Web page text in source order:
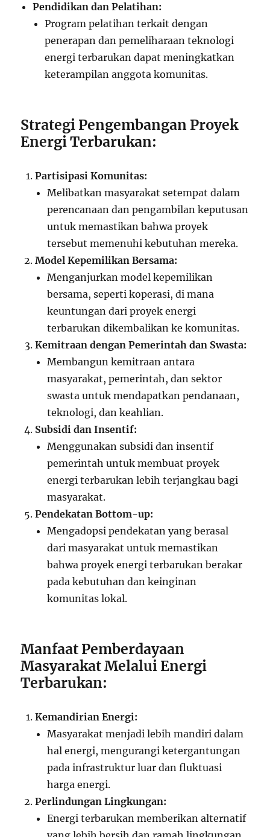
Pendidikan dan Pelatihan:
Program pelatihan terkait dengan
penerapan dan pemeliharaan teknologi
energi terbarukan dapat meningkatkan
keterampilan anggota komunitas.
Strategi Pengembangan Proyek
Energi Terbarukan:
Partisipasi Komunitas:
Melibatkan masyarakat setempat dalam
perencanaan dan pengambilan keputusan
untuk memastikan bahwa proyek
tersebut memenuhi kebutuhan mereka.
Model Kepemilikan Bersama:
Menganjurkan model kepemilikan
bersama, seperti koperasi, di mana
keuntungan dari proyek energi
terbarukan dikembalikan ke komunitas.
Kemitraan dengan Pemerintah dan Swasta:
Membangun kemitraan antara
masyarakat, pemerintah, dan sektor
swasta untuk mendapatkan pendanaan,
teknologi, dan keahlian.
Subsidi dan Insentif:
Menggunakan subsidi dan insentif
pemerintah untuk membuat proyek
energi terbarukan lebih terjangkau bagi
masyarakat.
Pendekatan Bottom-up:
Mengadopsi pendekatan yang berasal
dari masyarakat untuk memastikan
bahwa proyek energi terbarukan berakar
pada kebutuhan dan keinginan
komunitas lokal.
Manfaat Pemberdayaan
Masyarakat Melalui Energi
Terbarukan:
Kemandirian Energi:
Masyarakat menjadi lebih mandiri dalam
hal energi, mengurangi ketergantungan
pada infrastruktur luar dan fluktuasi
harga energi.
Perlindungan Lingkungan:
Energi terbarukan memberikan alternatif